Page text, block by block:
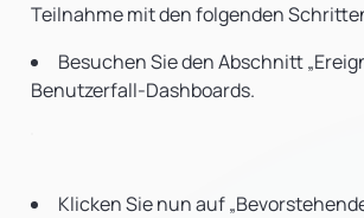
Teilnahme mit den folgenden
Besuchen Sie den Abschnitt
Benutzerfall-Dashboards.
Klicken Sie nun auf